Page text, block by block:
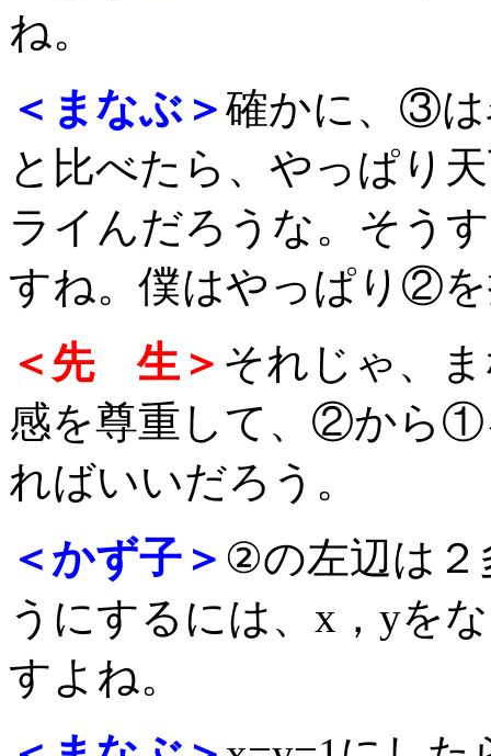
ね。
＜まなぶ＞確かに、③は
と比べたら、やっぱり
ライんだろうな。そう
すね。僕はやっぱり②
＜先 生＞ それじゃ、
感を尊重して、②から①
ればいいだろう。
＜かず子＞ ②の左辺は
うにするには、x，yを
すよね。